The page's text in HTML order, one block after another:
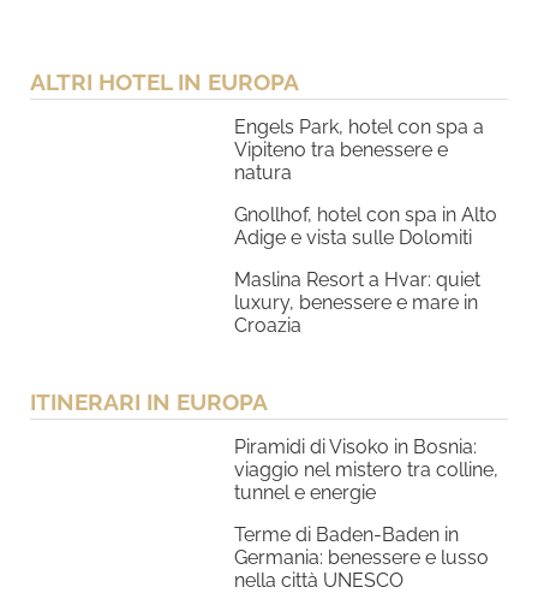
ALTRI HOTEL IN EUROPA
Engels Park, hotel con spa a
Vipiteno tra benessere e
natura
Gnollhof, hotel con spa in Alto
Adige e vista sulle Dolomiti
Maslina Resort a Hvar: quiet
luxury, benessere e mare in
Croazia
ITINERARI IN EUROPA
Piramidi di Visoko in Bosnia:
viaggio nel mistero tra colline,
tunnel e energie
Terme di Baden-Baden in
Germania: benessere e lusso
nella città UNESCO